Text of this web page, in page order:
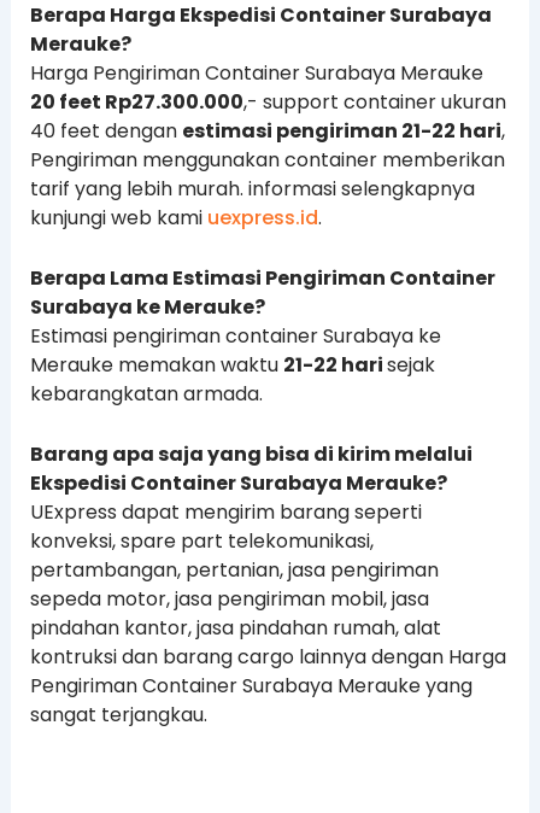
Berapa Harga Ekspedisi Container Surabaya
Merauke?
Harga Pengiriman Container Surabaya Merauke
20 feet Rp27.300.000,- support container ukuran
40 feet dengan estimasi pengiriman 21-22 hari,
Pengiriman menggunakan container memberikan
tarif yang lebih murah. informasi selengkapnya
kunjungi web kami uexpress.id.
Berapa Lama Estimasi Pengiriman Container
Surabaya ke Merauke?
Estimasi pengiriman container Surabaya ke
Merauke memakan waktu 21-22 harisejak
kebarangkatan armada.
Barang apa saja yang bisa di kirim melalui
Ekspedisi Container Surabaya Merauke?
UExpress dapat mengirim barang seperti
konveksi, spare part telekomunikasi,
pertambangan, pertanian, jasa pengiriman
sepeda motor, jasa pengiriman mobil, jasa
pindahan kantor, jasa pindahan rumah, alat
kontruksi dan barang cargo lainnya dengan Harga
Pengiriman Container Surabaya Merauke yang
sangat terjangkau.